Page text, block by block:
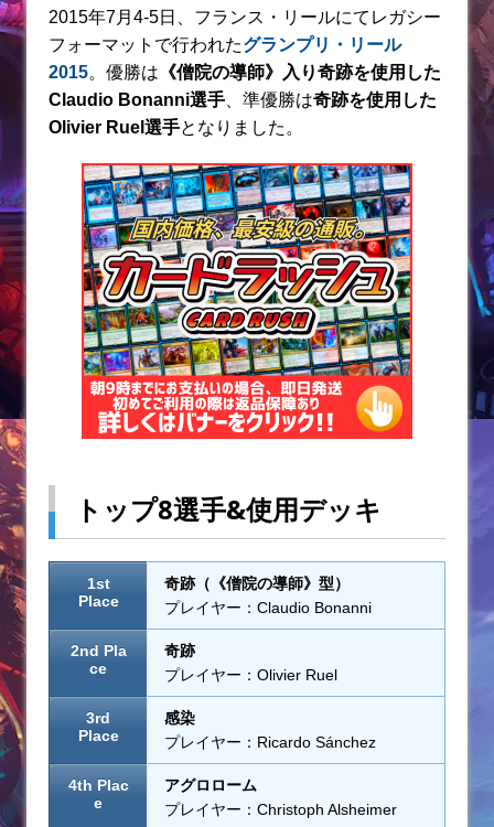
er
n
a
e
b
o
o
k
2015年7月4-5日、フランス・リールにてレガシー
フォーマットで行われたグランプリ・リール
2015。優勝は 《僧院の導師》入り奇跡を使用した
Claudio Bonanni選手 、準優勝は奇跡を使用した
Olivier Ruel 選手となりました。
トップ8選手&使用デッキ
1st
Place
奇跡（《僧院の導師》型）
プレイヤー：Claudio Bonanni
2nd Pla
ce
奇跡
プレイヤー：Olivier Ruel
3rd
Place
感染
プレイヤー：Ricardo Sánchez
4th Plac
e
アグロローム
プレイヤー：Christoph Alsheimer